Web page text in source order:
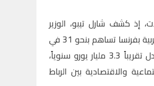
إذ كشف شارل تيبو، الوزير
المستشار في سفارة فرنسا بالمغرب، أن الجالية المغربية بفرنسا تساهم بنحو 31 في
المائة من إجمالي التحويلات المتلقاة، وهو ما يعادل تقريباً 3.3 مليار يورو سنوياً،
والاقتصادية بين الرباط